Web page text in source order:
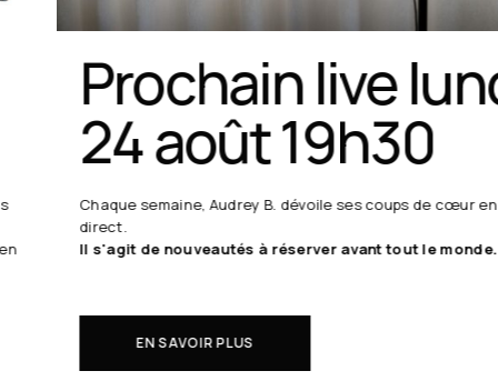
Prochain live lundi
24 août 19h30
Chaque semaine, Audrey B. dévoile ses coups de cœur en
Il s'agit de nouveautés à réserver avant tout le monde.
EN SAVOIR PLUS